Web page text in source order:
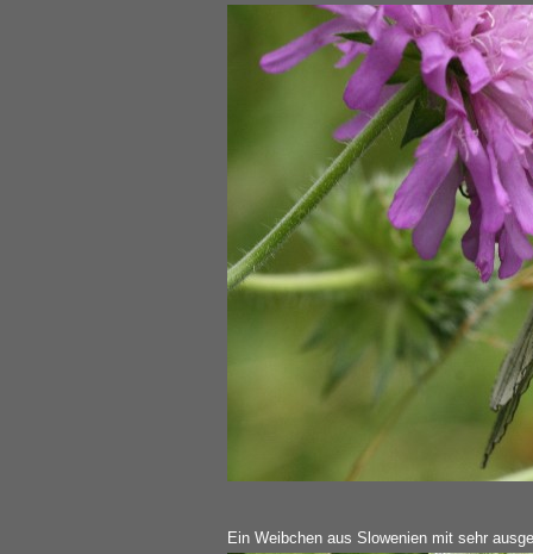
Ein Weibchen aus Slowenien mit sehr